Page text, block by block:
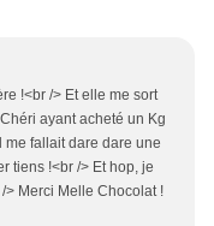
!<br /> Et elle me sort
ayant acheté un Kg
me fallait dare dare une
tiens !<br /> Et hop, je
Merci Melle Chocolat !